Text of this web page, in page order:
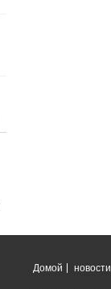
Домой новости